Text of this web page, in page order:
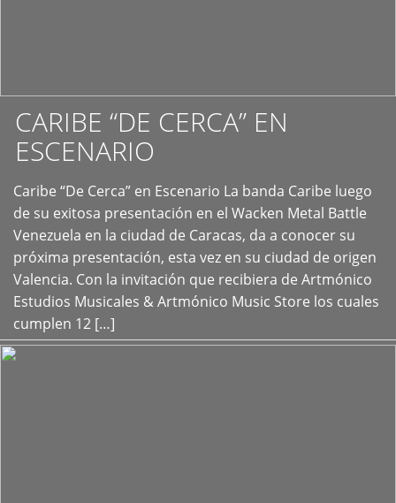
CARIBE “DE CERCA” EN
ESCENARIO
Caribe “De Cerca” en Escenario La banda Caribe luego
de su exitosa presentación en el Wacken Metal Battle
Venezuela en la ciudad de Caracas, da a conocer su
próxima presentación, esta vez en su ciudad de origen
Valencia. Con la invitación que recibiera de Artmónico
Estudios Musicales & Artmónico Music Store los cuales
cumplen 12 […]
+